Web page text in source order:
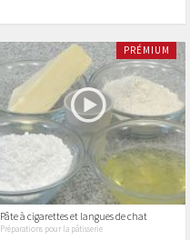
PRÉMIUM
Pâte à cigarettes et langues de chat
Préparations pour la pâtisserie